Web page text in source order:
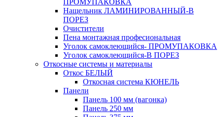
Нащельник ЛАМИНИРОВАННЫЙ-В
ПОРЕЗ
Очистители
Пена монтажная професиональная
Уголок самоклеющийся- ПРОМУПАКОВКА
Уголок самоклеющийся-В ПОРЕЗ
Откосные системы и материалы
Откос БЕЛЫЙ
Откосная система КЮНЕЛЬ
Панели
Панель 100 мм (вагонка)
Панель 250 мм